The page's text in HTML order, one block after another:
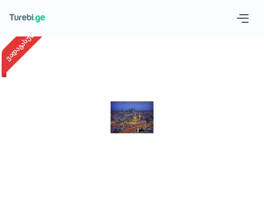
მოითხოვე ტური
ვადაგასული